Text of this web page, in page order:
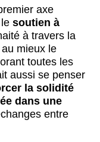
axe
soutien à
à travers la
mieux le
toutes les
aussi se penser
la solidité
dans une
entre